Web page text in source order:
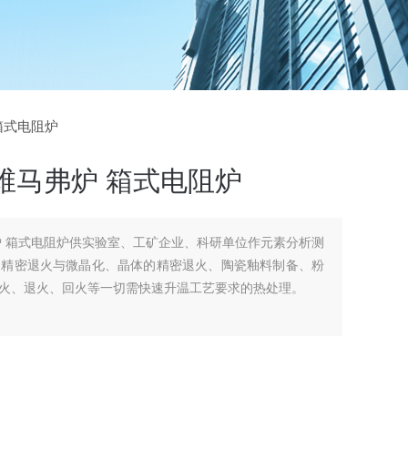
电阻炉
马弗炉 箱式电阻炉
式电阻炉供实验室、工矿企业、科研单位作元素分析测
密退火与微晶化、晶体的精密退火、陶瓷釉料制备、粉
、退火、回火等一切需快速升温工艺要求的热处理。